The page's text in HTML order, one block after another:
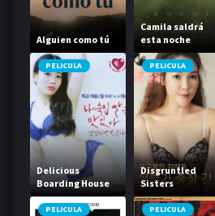
Alguien como tú
Camila saldrá
esta noche
PELICULA
Delicious
Boarding House
Daughter
PELICULA
Disgruntled
Sisters
PELICULA PELICULA